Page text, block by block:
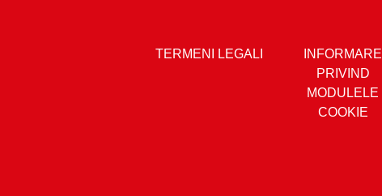
TERMENI LEGALI
INFORMARE
PRIVIND
MODULELE
COOKIE